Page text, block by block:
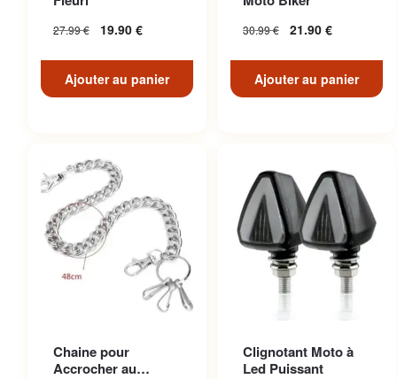
27.99€ 19.90 €
Ajouter au panier
30.99€ 21.90 €
Ajouter au panier
Chaine pour
Accrocher au
Clignotant Moto à
Led Puissant